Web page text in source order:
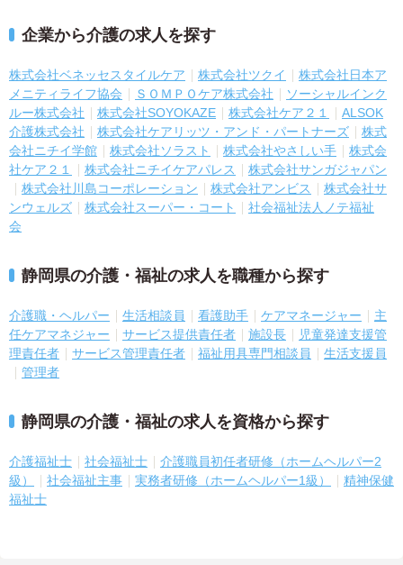
企業から介護の求人を探す
株式会社ベネッセスタイルケア 株式会社ツクイ
株式会社日本ア
メニティライフ協会
ＳＯＭＰＯケア株式会社
ソーシャルインク
ルー株式会社
株式会社SOYOKAZE 株式会社ケア２１
ALSOK
介護株式会社
株式会社ケアリッツ・アンド・パートナーズ
株式
会社ニチイ学館
株式会社ソラスト 株式会社やさしい手
株式会
社ケア２１
株式会社ニチイケアパレス
株式会社サンガジャパン
株式会社川島コーポレーション
株式会社アンビス
株式会社サ
ンウェルズ
株式会社スーパー・コート
社会福祉法人ノテ福祉
会
静岡県の介護・福祉の求人を職種から探す
介護職・ヘルパー 生活相談員 看護助手 ケアマネージャー
主
任ケアマネジャー
サービス提供責任者 施設長
児童発達支援管
理責任者
サービス管理責任者 福祉用具専門相談員
生活支援員
管理者
静岡県の介護・福祉の求人を資格から探す
介護福祉士 社会福祉士
介護職員初任者研修（ホームヘルパー2
級）
社会福祉主事 実務者研修（ホームヘルパー1級）
精神保健
福祉士